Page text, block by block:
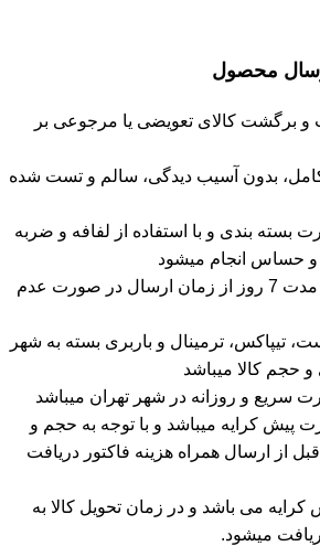
محصول
و برگشت کالای تعویضی یا مرجوعی بر
بدون آسیب دیدگی، سالم و تست شده
بسته بندی و با استفاده از لفافه و ضربه
و حساس انجام میشود
امکان بازگشت کالا به مدت 7 روز از زمان ارسال در صورت عدم
تیپاکس، ترمینال و باربری بسته به شهر
کالا میباشد
سریع و روزانه در شهر تهران میباشد
کرایه میباشد و با توجه به حجم و
از ارسال همراه هزینه فاکتور دریافت
می باشد و در زمان تحویل کالا به
میشود.